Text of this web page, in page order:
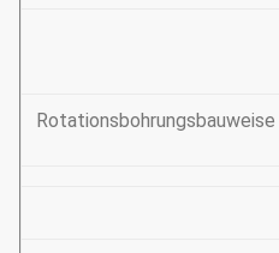
Rotationsbohrungsbauweise